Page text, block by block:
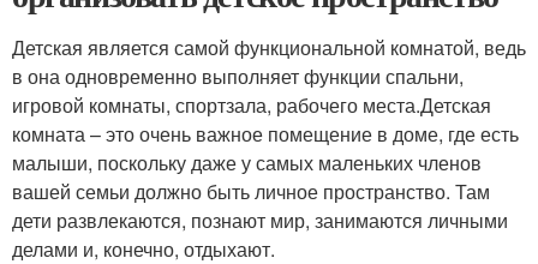
Детская является самой функциональной комнатой, ведь
в она одновременно выполняет функции спальни,
игровой комнаты, спортзала, рабочего места.Детская
комната – это очень важное помещение в доме, где есть
малыши, поскольку даже у самых маленьких членов
вашей семьи должно быть личное пространство. Там
дети развлекаются, познают мир, занимаются личными
делами и, конечно, отдыхают.